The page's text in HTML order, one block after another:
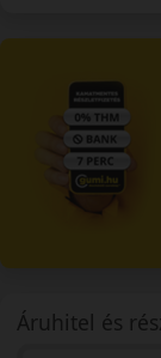
Áruhitel és